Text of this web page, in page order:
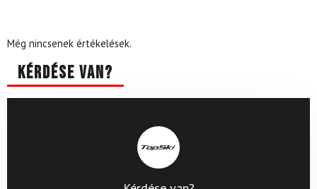
Még nincsenek értékelések.
Kérdése van?